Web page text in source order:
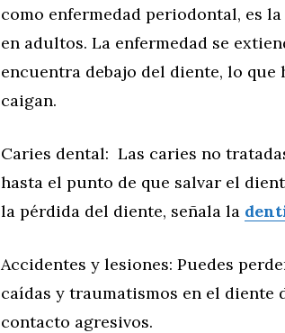
como enfermedad periodontal, es
en adultos. La enfermedad se
encuentra debajo del diente, lo que
caigan.
Caries dental: Las caries no
hasta el punto de que salvar el
la pérdida del diente, señala la
Accidentes y lesiones: Puedes
caídas y traumatismos en el diente
contacto agresivos.